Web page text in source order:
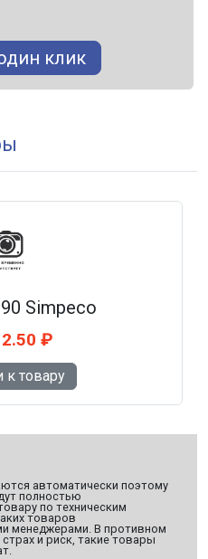
клик
Simpeco
₽
к товару
автоматически поэтому
полностью
по техническим
товаров
менеджерами. В противном
и риск, такие товары